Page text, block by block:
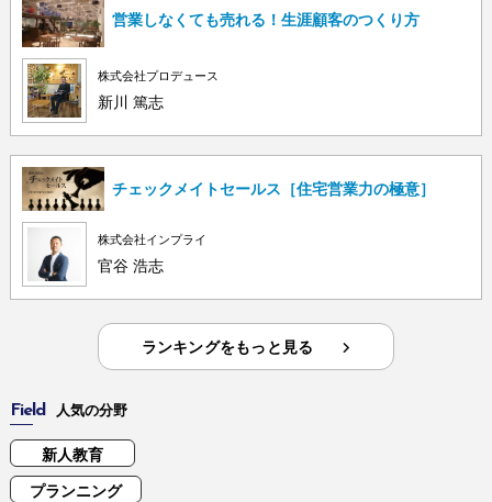
営業しなくても売れる！生涯顧客のつくり方
株式会社プロデュース
新川 篤志
チェックメイトセールス［住宅営業力の極意］
株式会社インプライ
官谷 浩志
ランキングをもっと見る
Field 人気の分野
新人教育
プランニング